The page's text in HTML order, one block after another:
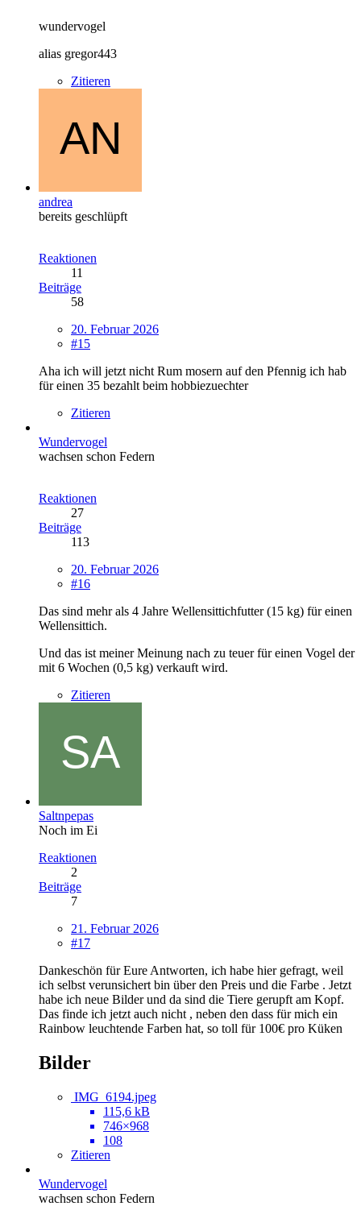
wundervogel
alias gregor443
Zitieren
andrea
bereits geschlüpft
Reaktionen
11
Beiträge
58
20. Februar 2026
#15
Aha ich will jetzt nicht Rum mosern auf den Pfennig ich hab
für einen 35 bezahlt beim hobbiezuechter
Zitieren
Wundervogel
wachsen schon Federn
Reaktionen
27
Beiträge
113
20. Februar 2026
#16
Das sind mehr als 4 Jahre Wellensittichfutter (15 kg) für einen
Wellensittich.
Und das ist meiner Meinung nach zu teuer für einen Vogel der
mit 6 Wochen (0,5 kg) verkauft wird.
Zitieren
Saltnpepas
Noch im Ei
Reaktionen
2
Beiträge
7
21. Februar 2026
#17
Dankeschön für Eure Antworten, ich habe hier gefragt, weil
ich selbst verunsichert bin über den Preis und die Farbe . Jetzt
habe ich neue Bilder und da sind die Tiere gerupft am Kopf.
Das finde ich jetzt auch nicht , neben den dass für mich ein
Rainbow leuchtende Farben hat, so toll für 100€ pro Küken
Bilder
IMG_6194.jpeg
115,6 kB
746×968
108
Zitieren
Wundervogel
wachsen schon Federn